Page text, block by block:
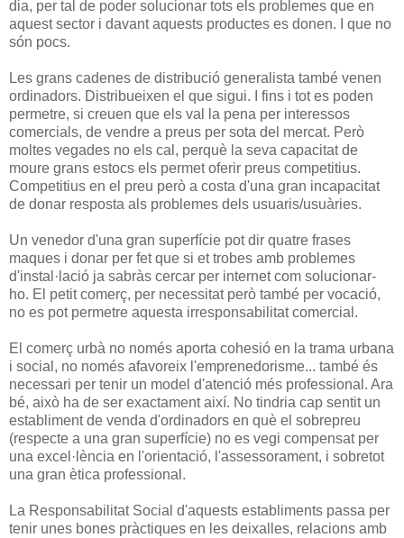
dia, per tal de poder solucionar tots els problemes que en
aquest sector i davant aquests productes es donen. I que no
són pocs.
Les grans cadenes de distribució generalista també venen
ordinadors. Distribueixen el que sigui. I fins i tot es poden
permetre, si creuen que els val la pena per interessos
comercials, de vendre a preus per sota del mercat. Però
moltes vegades no els cal, perquè la seva capacitat de
moure grans estocs els permet oferir preus competitius.
Competitius en el preu però a costa d'una gran incapacitat
de donar resposta als problemes dels usuaris/usuàries.
Un venedor d'una gran superfície pot dir quatre frases
maques i donar per fet que si et trobes amb problemes
d'instal·lació ja sabràs cercar per internet com solucionar-
ho. El petit comerç, per necessitat però també per vocació,
no es pot permetre aquesta irresponsabilitat comercial.
El comerç urbà no només aporta cohesió en la trama urbana
i social, no només afavoreix l'emprenedorisme... també és
necessari per tenir un model d'atenció més professional. Ara
bé, això ha de ser exactament així. No tindria cap sentit un
establiment de venda d'ordinadors en què el sobrepreu
(respecte a una gran superfície) no es vegi compensat per
una excel·lència en l'orientació, l'assessorament, i sobretot
una gran ètica professional.
La Responsabilitat Social d'aquests establiments passa per
tenir unes bones pràctiques en les deixalles, relacions amb